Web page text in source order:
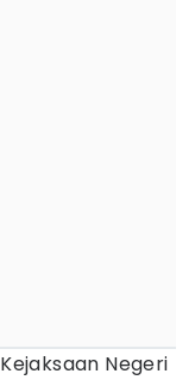
Kejaksaan Negeri